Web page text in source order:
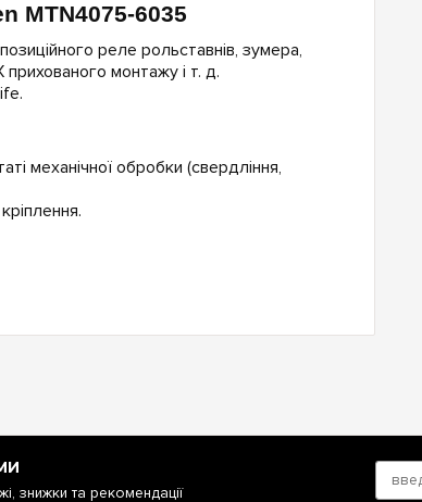
MTN4075-6035
реле рольставнів, зумера,
прихованого монтажу і т. д.
механічної обробки (свердління,
знижки та рекомендації